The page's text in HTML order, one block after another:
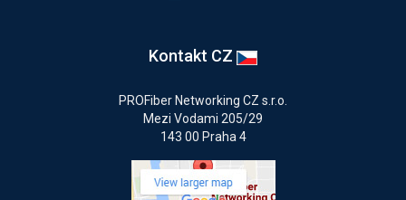
Kontakt CZ
PROFiber Networking CZ s.r.o.
Mezi Vodami 205/29
143 00 Praha 4